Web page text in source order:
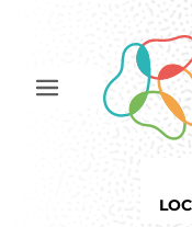
principal
Afficher